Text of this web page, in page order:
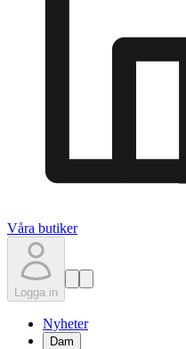
Våra butiker
Logga in
Nyheter
Dam